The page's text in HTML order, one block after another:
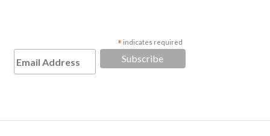
* indicates required